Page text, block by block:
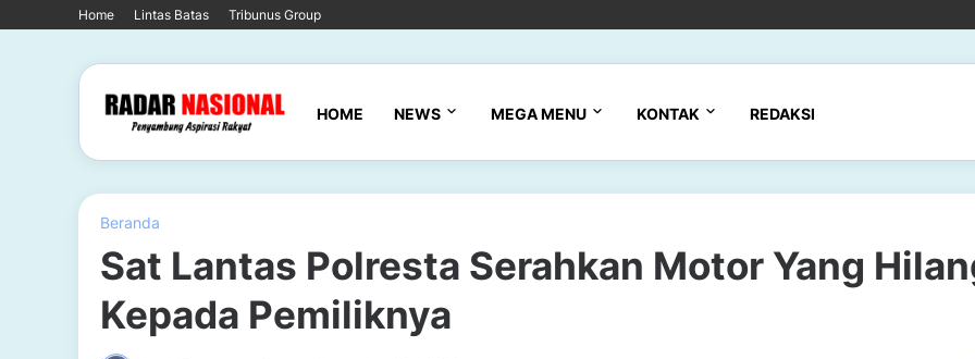
Home Lintas Batas Tribunus Group
HOME NEWS MEGA MENU KONTAK REDAKSI
Beranda
Sat Lantas Polresta Serahkan Motor Yang
Kepada Pemiliknya